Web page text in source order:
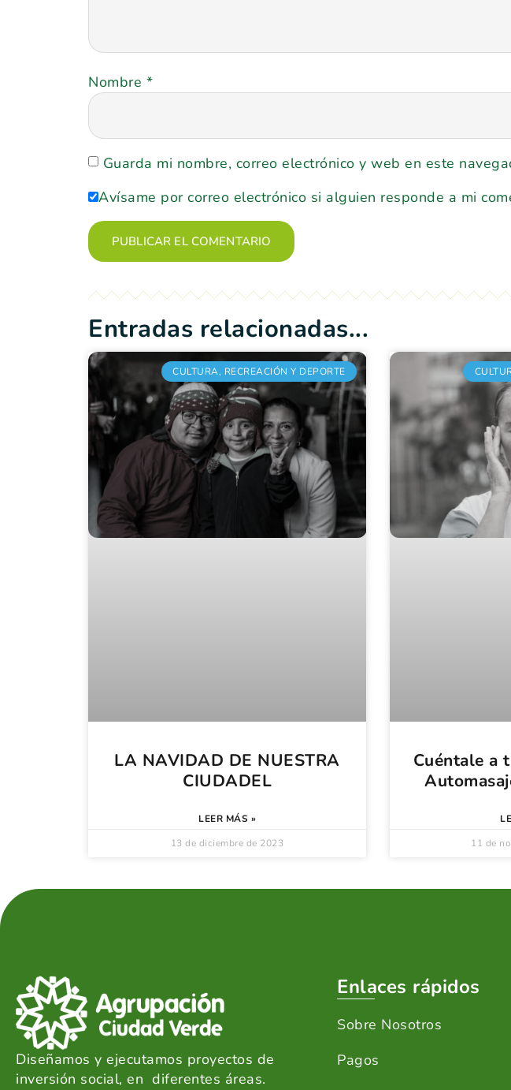
Nombre *
Guarda mi nombre, correo electrónico y web en este
Avísame por correo electrónico si alguien responde a mi
Entradas relacionadas...
CULTURA, RECREACIÓN Y DEPORTE
LA NAVIDAD DE NUESTRA
CIUDADEL
LEER MÁS »
13 de diciembre de 2023
Cuéntale a
11 de
Diseñamos y ejecutamos proyectos de
inversión social, en diferentes áreas.
Enlaces rápidos
Sobre Nosotros
Pagos